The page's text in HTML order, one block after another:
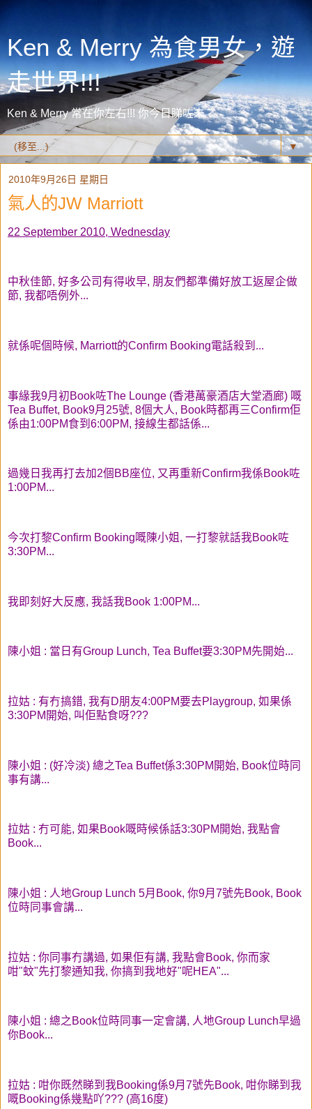
Ken & Merry 為食男女，遊
走世界!!!
Ken & Merry 常在你左右!!! 你今日睇咗未？
▼
2010年9月26日 星期日
氣人的JW Marriott
22 September 2010, Wednesday
中秋佳節, 好多公司有得收早, 朋友們都準備好放工返屋企做
節, 我都唔例外...
就係呢個時候, Marriott的Confirm Booking電話殺到...
事緣我9月初Book咗The Lounge (香港萬豪酒店大堂酒廊) 嘅
Tea Buffet, Book9月25號, 8個大人, Book時都再三Confirm佢
係由1:00PM食到6:00PM, 接線生都話係...
過幾日我再打去加2個BB座位, 又再重新Confirm我係Book咗
1:00PM...
今次打黎Confirm Booking嘅陳小姐, 一打黎就話我Book咗
3:30PM...
我即刻好大反應, 我話我Book 1:00PM...
陳小姐 : 當日有Group Lunch, Tea Buffet要3:30PM先開始...
拉姑 : 有冇搞錯, 我有D朋友4:00PM要去Playgroup, 如果係
3:30PM開始, 叫佢點食呀???
陳小姐 : (好冷淡) 總之Tea Buffet係3:30PM開始, Book位時同
事有講...
拉姑 : 冇可能, 如果Book嘅時候係話3:30PM開始, 我點會
Book...
陳小姐 : 人地Group Lunch 5月Book, 你9月7號先Book, Book
位時同事會講...
拉姑 : 你同事冇講過, 如果佢有講, 我點會Book, 你而家
咁"蚊"先打黎通知我, 你搞到我地好"呢HEA"...
陳小姐 : 總之Book位時同事一定會講, 人地Group Lunch早過
你Book...
拉姑 : 咁你既然睇到我Booking係9月7號先Book, 咁你睇到我
嘅Booking係幾點吖??? (高16度)